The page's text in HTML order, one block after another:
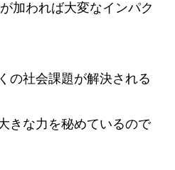
加われば大変なインパク
の社会課題が解決される
きな力を秘めているので